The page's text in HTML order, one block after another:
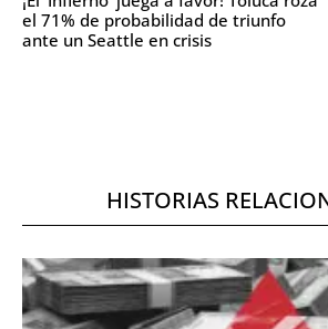
el 71% de probabilidad de triunfo
ante un Seattle en crisis
HISTORIAS